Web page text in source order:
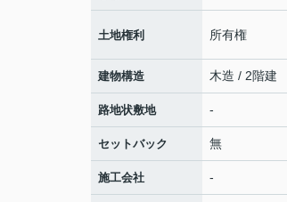
土地権利 所有権
建物構造 木造 / 2階建
路地状敷地 -
セットバック 無
施工会社 -